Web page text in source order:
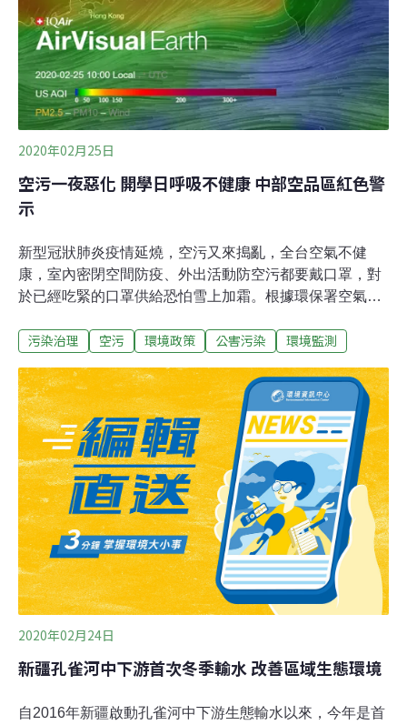
及亞熱帶落葉性闊葉系，建議種植的時間為冬季落葉（12
月）後至早春萌芽（2月底）前，依照原先的規劃設計書
圖，全區的喬木將盡速完成補植驗收，後續將交由建設局
加強後續的管理維護。
2020年02月25日
空污一夜惡化 開學日呼吸不健康 中部空品區紅色警
示
新型冠狀肺炎疫情延燒，空污又來搗亂，全台空氣不健
康，室內密閉空間防疫、外出活動防空污都要戴口罩，對
於已經吃緊的口罩供給恐怕雪上加霜。根據環保署空氣品
累積使濃度偏高，今（25日）上午7點全台已有17個測站
到台南一帶位於背風側，污染物累積近地面不易擴散，並
有局部霧影響能見度。此外，今天是開學日，雖然教育部
已由學校統一發放口罩，仍提醒在空氣品質橘色警示（對
敏感族群不健康）的地區，學生仍可進行戶外活動，但建
議減少長時間劇烈運動。若空氣品質為紅色警示，則應避
免長時間劇烈運動，進行戶外活動時也應增加休息時間。
環保署空氣預報指出，今日環境風場為偏東風至東南風，
西半部位於背風側，風速微弱，水平擴散條件差，且清晨
及夜間垂直擴散條件不佳，使污染物易累積於近地面不易
消散，並有局部霧影響能見度。午後中部以南局部地區
污染治理 空污 環境政策 公害污染 環境監測
2020年02月24日
新疆孔雀河中下游首次冬季輸水 改善區域生態環境
自2016年新疆啟動孔雀河中下游生態輸水以來，今年是首